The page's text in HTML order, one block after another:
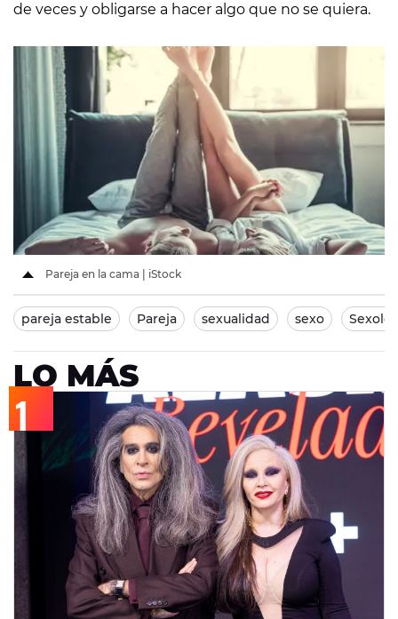
de veces y obligarse a hacer algo que no se quiera.
Pareja en la cama | iStock
pareja estable Pareja sexualidad sexo
LO MÁS